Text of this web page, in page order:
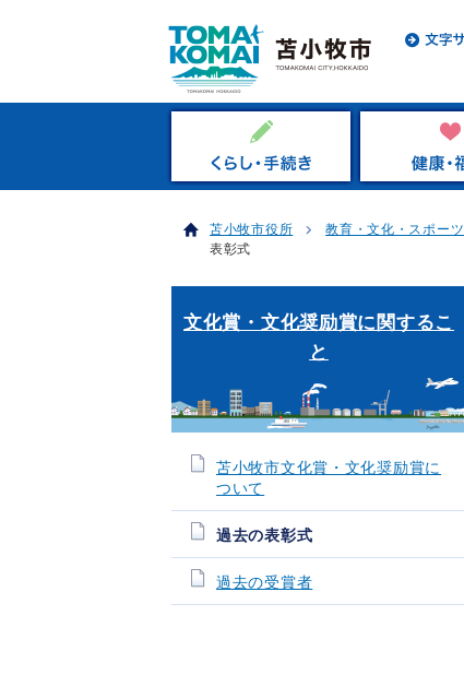
苫小牧市役所 教育・文化・スポーツ
表彰式
文化賞・文化奨励賞に関するこ
と
苫小牧市文化賞・文化奨励賞に
ついて
過去の表彰式
過去の受賞者